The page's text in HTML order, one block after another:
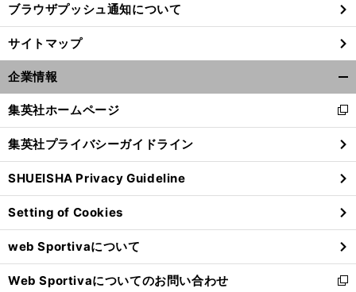
ブラウザプッシュ通知について
サイトマップ
企業情報
閉
る
集英社ホームページ
新
し
い
ウ
ィ
ン
ド
ウ
で
開
く
集英社プライバシーガイドライン
SHUEISHA Privacy Guideline
Setting of Cookies
web Sportivaについて
Web Sportivaについてのお問い合わせ
新